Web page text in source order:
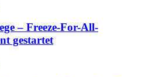
– Freeze-For-All-
gestartet